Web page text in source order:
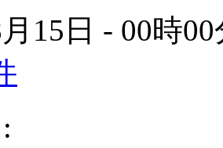
15日 - 00時